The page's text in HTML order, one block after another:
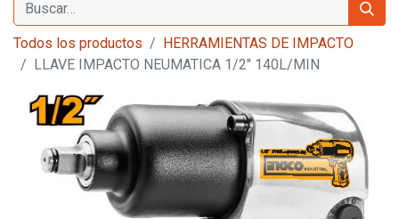
Todos los productos
HERRAMIENTAS DE IMPACTO
LLAVE IMPACTO NEUMATICA 1/2" 140L/MIN